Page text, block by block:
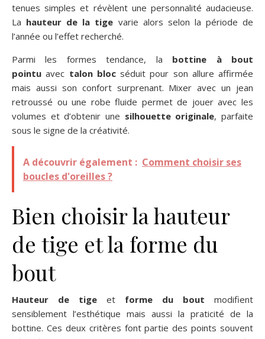
tenues simples et révèlent une personnalité audacieuse.
La hauteur de la tige varie alors selon la période de
l’année ou l’effet recherché.
Parmi les formes tendance, la bottine à bout
pointu avec talon blocséduit pour son allure affirmée
mais aussi son confort surprenant. Mixer avec un jean
retroussé ou une robe fluide permet de jouer avec les
volumes et d’obtenir une silhouette originale, parfaite
sous le signe de la créativité.
A découvrir également : Comment choisir ses
boucles d'oreilles ?
Bien choisir la hauteur
de tige et la forme du
bout
Hauteur de tige et forme du bout modifient
sensiblement l’esthétique mais aussi la praticité de la
bottine. Ces deux critères font partie des points souvent